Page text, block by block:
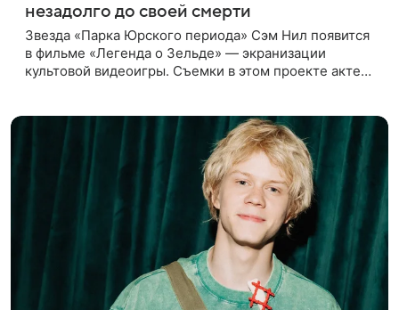
незадолго до своей смерти
Звезда «Парка Юрского периода» Сэм Нил появится
в фильме «Легенда о Зельде» — экранизации
культовой видеоигры. Съемки в этом проекте актер